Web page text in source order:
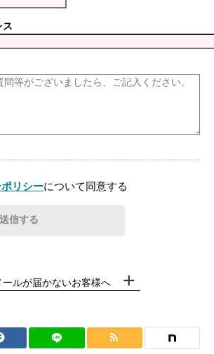
ス
リシーについて同意する
ルが届かないお客様へ